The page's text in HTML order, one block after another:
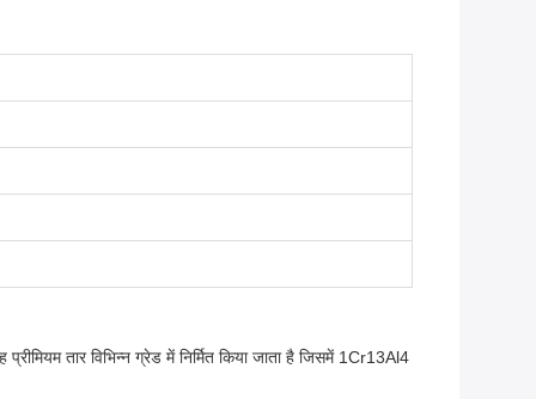
तार विभिन्न ग्रेड में निर्मित किया जाता है जिसमें 1Cr13Al4